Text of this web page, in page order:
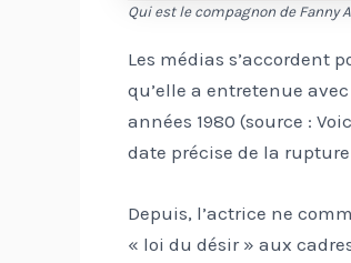
Qui est le compagnon de Fanny
Les médias s’accordent
qu’elle a entretenue
années 1980 (source :
date précise de la
Depuis, l’actrice ne
« loi du désir » aux